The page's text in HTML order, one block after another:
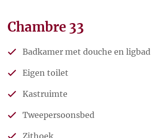
Chambre 33
Badkamer met douche en ligbad
Eigen toilet
Kastruimte
Tweepersoonsbed